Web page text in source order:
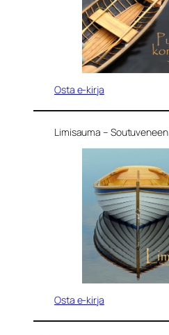
Osta e-kirja
Limisauma –
Osta e-kirja